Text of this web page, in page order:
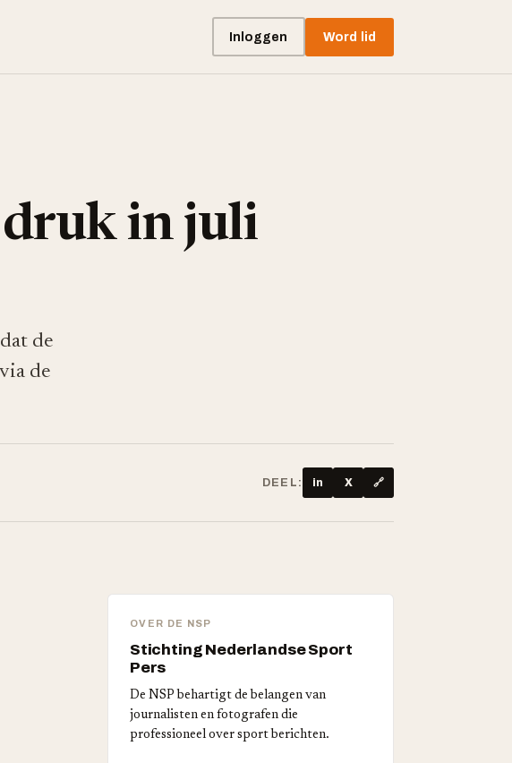
Inloggen Word lid
druk in juli
de
de
DEEL: in X 🔗
OVER DE NSP
Stichting Nederlandse Sport
Pers
De NSP behartigt de belangen van
journalisten en fotografen die
professioneel over sport berichten.